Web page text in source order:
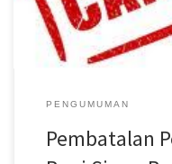
PENGUMUMAN
Pembatalan